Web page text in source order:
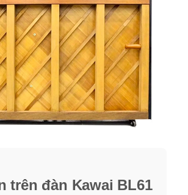
trên đàn Kawai BL61